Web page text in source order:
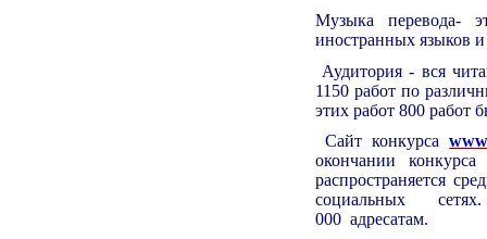
Музыка перевода-
иностранных языков и
Аудитория - вся
1150 работ по
этих работ 800 работ
Сайт конкурса
окончании
распространяется
социальных сетях.
000 адресатам.